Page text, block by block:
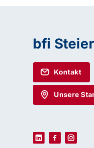
bfi
Kontakt
Unsere